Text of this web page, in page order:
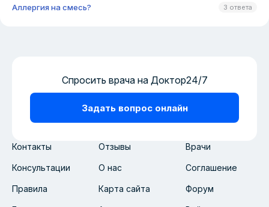
Аллергия на смесь? 3 ответа
Контакты Отзывы Врачи
Консультации О нас Соглашение
Правила Карта сайта Форум
Спросить врача на Доктор24/7
Задать вопрос онлайн